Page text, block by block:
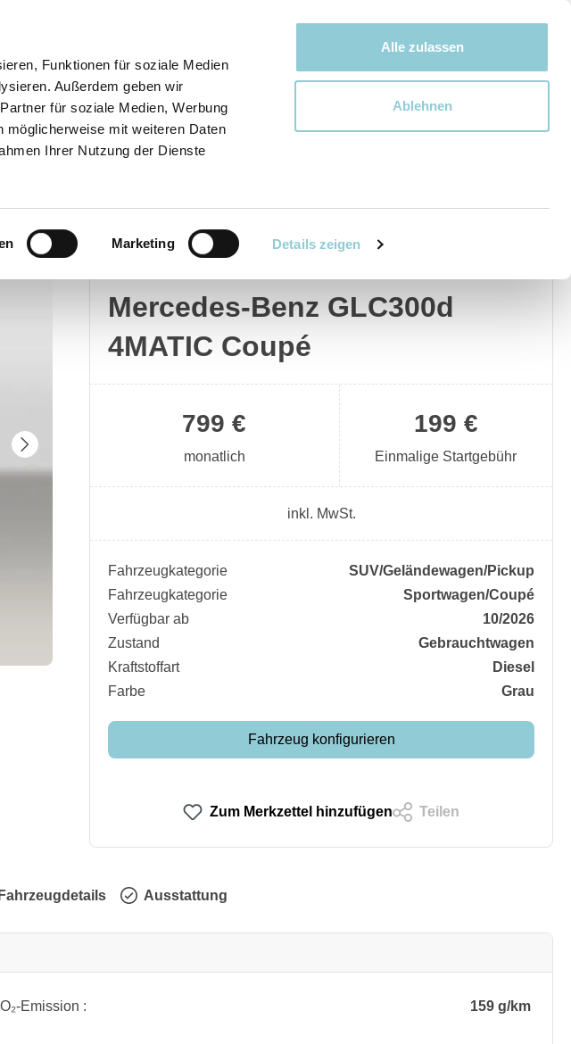
Funktionen für soziale Medien
Außerdem geben wir
für soziale Medien, Werbung
möglicherweise mit weiteren Daten
Ihrer Nutzung der Dienste
Marketing Details zeigen
Alle zulassen
Ablehnen
Bewegen bewegt uns!
Mercedes-Benz
Mercedes-Benz GLC300d
4MATIC Coupé
199 €
Einmalige Startgebühr
799 €
monatlich
inkl. MwSt.
Fahrzeugkategorie
SUV/​Geländewagen/​Pickup
Fahrzeugkategorie
Sportwagen/​Coupé
Verfügbar ab
10/2026
Zustand
Gebrauchtwagen
Kraftstoffart
Diesel
Farbe
Grau
Fahrzeug konfigurieren
Zum Merkzettel hinzufügen Teilen
Fahrzeugdetails Ausstattung
Emission :
159 g/km